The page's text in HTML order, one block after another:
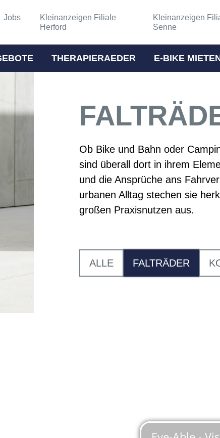
Jobs
Kleinanzeigen Filiale
Herford
Kleinanzeigen
Senne
THERAPIERAEDER E-BIKE
Ob Bike und Bahn oder
sind überall dort in ihrem
und die Ansprüche ans
urbanen Alltag stechen sie
großen Praxisnutzen aus.
ALLE FALTRÄDER